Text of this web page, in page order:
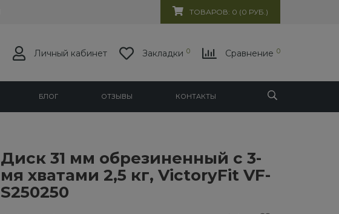
ТОВАРОВ: 0 (0 РУБ.)
Личный кабинет Закладки 0 Сравнение 0
БЛОГ ОТЗЫВЫ КОНТАКТЫ
Диск 31 мм обрезиненный с 3-
мя хватами 2,5 кг, VictoryFit VF-
S250250